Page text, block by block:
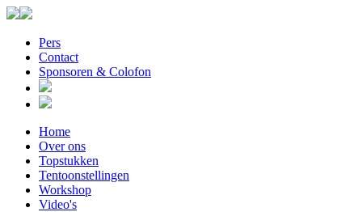
Pers
Contact
Sponsoren & Colofon
Home
Over ons
Topstukken
Tentoonstellingen
Workshop
Video's